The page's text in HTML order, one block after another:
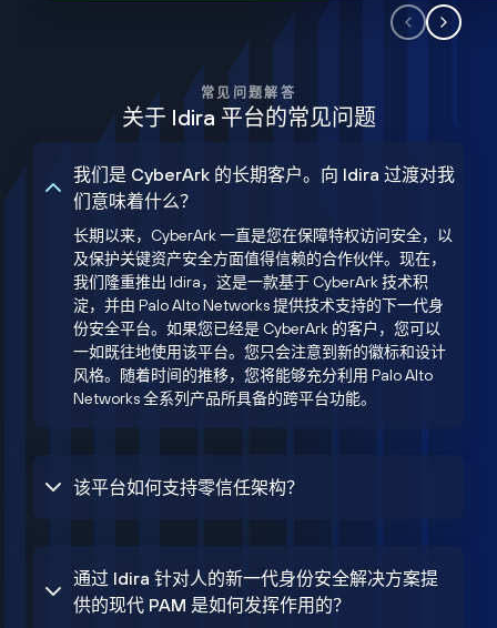
常见问题解答
关于 Idira 平台的常见问题
我们是 CyberArk 的长期客户。向 Idira 过渡对我
们意味着什么？
长期以来，CyberArk 一直是您在保障特权访问安全，以
及保护关键资产安全方面值得信赖的合作伙伴。现在，
我们隆重推出 Idira，这是一款基于 CyberArk 技术积
淀，并由 Palo Alto Networks 提供技术支持的下一代身
份安全平台。如果您已经是 CyberArk 的客户，您可以
一如既往地使用该平台。您只会注意到新的徽标和设计
风格。随着时间的推移，您将能够充分利用 Palo Alto
Networks 全系列产品所具备的跨平台功能。
该平台如何支持零信任架构？
通过 Idira 针对人的新一代身份安全解决方案提
供的现代 PAM 是如何发挥作用的？